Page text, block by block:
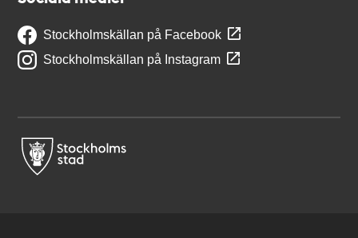
Stockholmskällan på Facebook
Stockholmskällan på Instagram